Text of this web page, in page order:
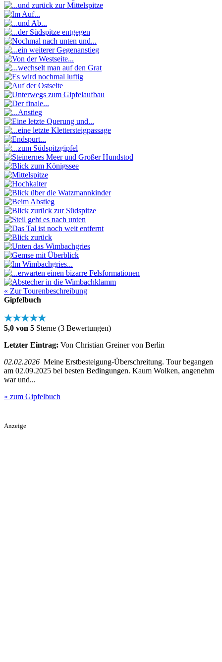
« Zur Tourenbeschreibung
Gipfelbuch
★★★★★
5,0 von 5 Sterne (3 Bewertungen)
Letzter Eintrag: Von Christian Greiner von Berlin
02.02.2026 Meine Erstbesteigung-Überschreitung. Tour begangen
am 02.09.2025 bei besten Bedingungen. Kaum Wolken, angenehm
war und...
» zum Gipfelbuch
Anzeige